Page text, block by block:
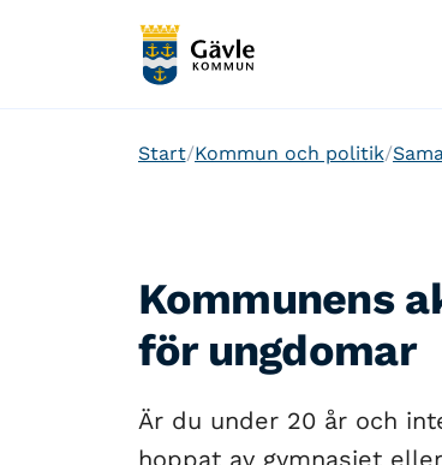
Start Kommun och politik
Kommunens
för ungdomar
Är du under 20 år och
hoppat av gymnasiet